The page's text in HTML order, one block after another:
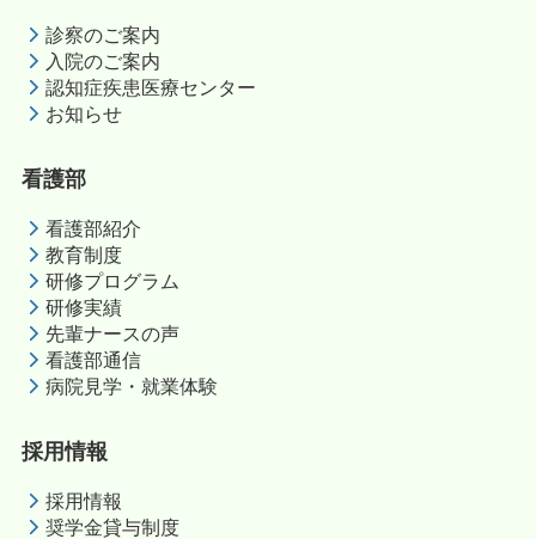
診察のご案内
入院のご案内
認知症疾患医療センター
お知らせ
看護部
看護部紹介
教育制度
研修プログラム
研修実績
先輩ナースの声
看護部通信
病院見学・就業体験
採用情報
採用情報
奨学金貸与制度